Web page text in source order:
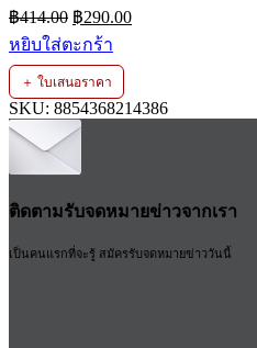
฿414.00 Original
price
was:
฿414.00.
฿290.00Current
price
จำนวน
ใบ
เลื่อย
จิ๊ก
ซอว์
ตัด
อลู
เนียม
หยิบใส่ตะกร้า
＋ ใบเสนอราคา
SKU: 8854368214386
ติดตามรับจดหมายข่าวจากเรา
เป็นคนแรกที่จะรู้ สมัครรับจดหมายข่าววันนี้